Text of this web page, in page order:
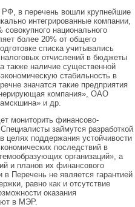
РФ, в перечень вошли крупнейшие
интегрированные компании,
национального
более 20% от общего
списка учитывались
отчислений в бюджеты
также наличие существенной
стабильность в
значатся такие предприятия
компания», ОАО
и др.
мониторить финансово-
займутся разработкой
целях поддержания устойчивости
последствий в
организаций», а
и планов их финансового
Перечень не является гарантией
равно как и отсутствие
оказания
в МЭР.